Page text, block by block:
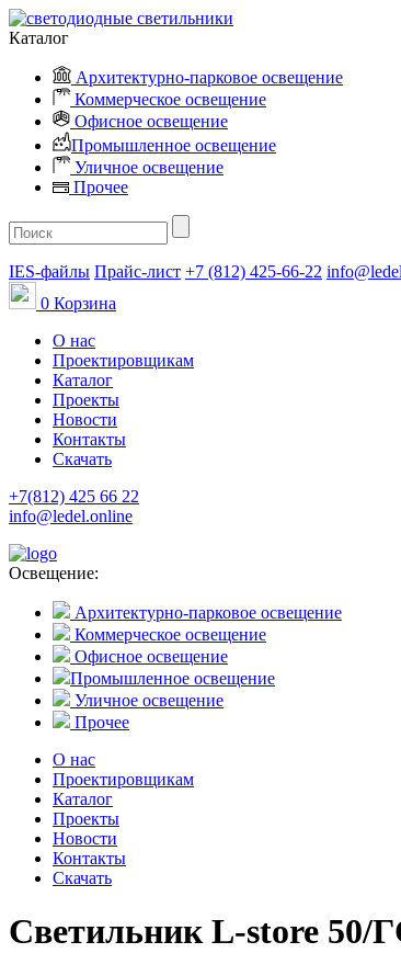
Каталог
Архитектурно-парковое освещение
Коммерческое освещение
Офисное освещение
Промышленное освещение
Уличное освещение
Прочее
IES-файлы Прайс-лист +7 (812) 425-66-22
0 Корзина
О нас
Проектировщикам
Каталог
Проекты
Новости
Контакты
Скачать
+7(812) 425 66 22
info@ledel.online
Освещение:
Архитектурно-парковое освещение
Коммерческое освещение
Офисное освещение
Промышленное освещение
Уличное освещение
Прочее
О нас
Проектировщикам
Каталог
Проекты
Новости
Контакты
Скачать
Светильник L-store 50/